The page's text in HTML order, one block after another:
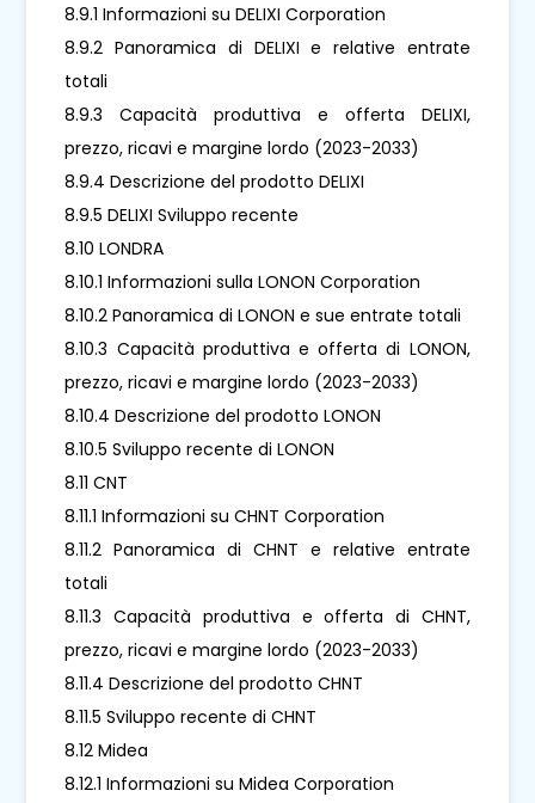
8.9.1 Informazioni su DELIXI Corporation
8.9.2 Panoramica di DELIXI e relative entrate
totali
8.9.3 Capacità produttiva e offerta DELIXI,
prezzo, ricavi e margine lordo (2023-2033)
8.9.4 Descrizione del prodotto DELIXI
8.9.5 DELIXI Sviluppo recente
8.10 LONDRA
8.10.1 Informazioni sulla LONON Corporation
8.10.2 Panoramica di LONON e sue entrate totali
8.10.3 Capacità produttiva e offerta di LONON,
prezzo, ricavi e margine lordo (2023-2033)
8.10.4 Descrizione del prodotto LONON
8.10.5 Sviluppo recente di LONON
8.11 CNT
8.11.1 Informazioni su CHNT Corporation
8.11.2 Panoramica di CHNT e relative entrate
totali
8.11.3 Capacità produttiva e offerta di CHNT,
prezzo, ricavi e margine lordo (2023-2033)
8.11.4 Descrizione del prodotto CHNT
8.11.5 Sviluppo recente di CHNT
8.12 Midea
8.12.1 Informazioni su Midea Corporation